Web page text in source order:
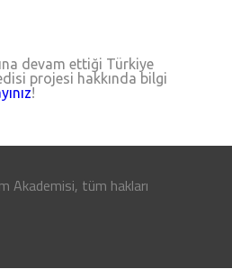
devam ettiği Türkiye
projesi hakkında bilgi
!
Akademisi, tüm hakları